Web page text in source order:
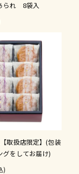
られ 8袋入
取扱店限定】(包装
グをしてお届け)
)